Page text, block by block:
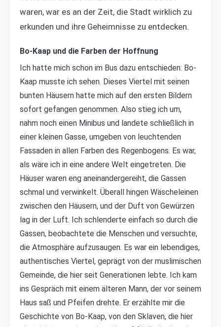
waren, war es an der Zeit, die Stadt wirklich zu
erkunden und ihre Geheimnisse zu entdecken.
Bo-Kaap und die Farben der Hoffnung
Ich hatte mich schon im Bus dazu entschieden: Bo-
Kaap musste ich sehen. Dieses Viertel mit seinen
bunten Häusern hatte mich auf den ersten Bildern
sofort gefangen genommen. Also stieg ich um,
nahm noch einen Minibus und landete schließlich in
einer kleinen Gasse, umgeben von leuchtenden
Fassaden in allen Farben des Regenbogens. Es war,
als wäre ich in eine andere Welt eingetreten. Die
Häuser waren eng aneinandergereiht, die Gassen
schmal und verwinkelt. Überall hingen Wäscheleinen
zwischen den Häusern, und der Duft von Gewürzen
lag in der Luft. Ich schlenderte einfach so durch die
Gassen, beobachtete die Menschen und versuchte,
die Atmosphäre aufzusaugen. Es war ein lebendiges,
authentisches Viertel, geprägt von der muslimischen
Gemeinde, die hier seit Generationen lebte. Ich kam
ins Gespräch mit einem älteren Mann, der vor seinem
Haus saß und Pfeifen drehte. Er erzählte mir die
Geschichte von Bo-Kaap, von den Sklaven, die hier